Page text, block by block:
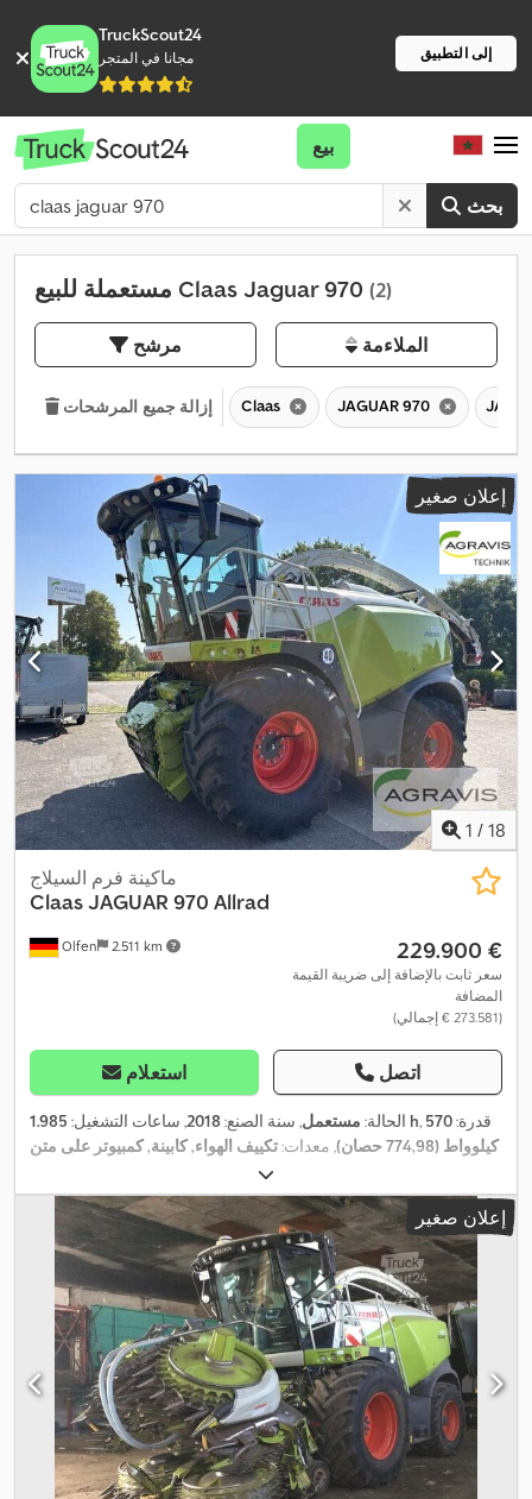
TruckScout24
مجانا في المتجر إلى التطبيق
بحث
بيع
مستعملة للبيع Claas Jaguar 970 (2)
مرشح الملاءمة
إزالة جميع المرشحات Claas JAGUAR 970
إعلان صغير
1 / 18
Olfen 2.511 km
ماكينة فرم السيلاج
ClaasJAGUAR 970 Allrad
‏229.900 €
سعر ثابت بالإضافة إلى ضريبة القيمة
المضافة
(‏273.581 € إجمالي)
استعلام اتصل
الحالة: مستعمل, سنة الصنع:2018, ساعات التشغيل: 1.985 h , قدرة:570
كيلوواط (774,98 حصان)
, معدات:تكييف الهواء, كابينة, كمبيوتر على متن
إعلان صغير